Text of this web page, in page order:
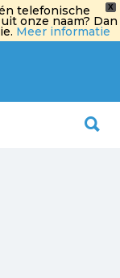
X
telefonische
onze naam? Dan
Meer informatie